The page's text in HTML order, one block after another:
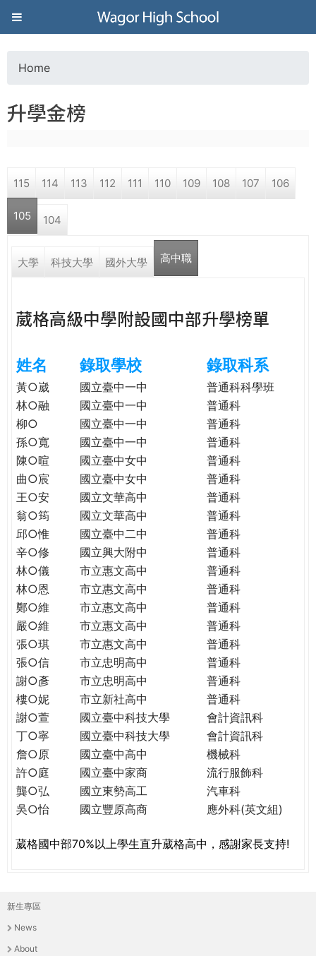
Jump to navigation
葳
格
高
學
格。
民。
WAGOR
TODAY
THE
WORLD
TOMORROW
PUTTING
YOU
ON
THE
PATH
GLOBAL
CITIZENSHIP
o
a
r
e
e
r
e
Home
升學金榜
115 114 113 112 111 110 109 108 107 106
105 104
大學 科技大學 國外大學 高中職
葳格高級中學附設國中部升學榜單
姓名 錄取學校 錄取科系
黃○崴 國立臺中一中
普通科科學班
林○融
國立臺中一中
普通科
柳○
國立臺中一中
普通科
孫○寬
國立臺中一中
普通科
陳○暄
國立臺中女中
普通科
曲○宸
國立臺中女中
普通科
王○安
國立文華高中
普通科
翁○筠
國立文華高中
普通科
邱○惟
國立臺中二中
普通科
辛○修
國立興大附中
普通科
林○儀
市立惠文高中
普通科
林○恩
市立惠文高中
普通科
鄭○維
市立惠文高中
普通科
嚴○維
市立惠文高中
普通科
張○琪
市立惠文高中
普通科
張○信
市立忠明高中
普通科
謝○彥
市立忠明高中
普通科
樓○妮
市立新社高中
普通科
謝○萱
國立臺中科技大學
會計資訊科
丁○寧
國立臺中科技大學
會計資訊科
詹○原
國立臺中高中
機械科
許○庭
國立臺中家商
流行服飾科
龔○弘
國立東勢高工
汽車科
吳○怡
國立豐原高商 應外科(英文組)
葳格國中部70%以上學生直升葳格高中，感謝家長支持!
主
選
新生專區
News
About